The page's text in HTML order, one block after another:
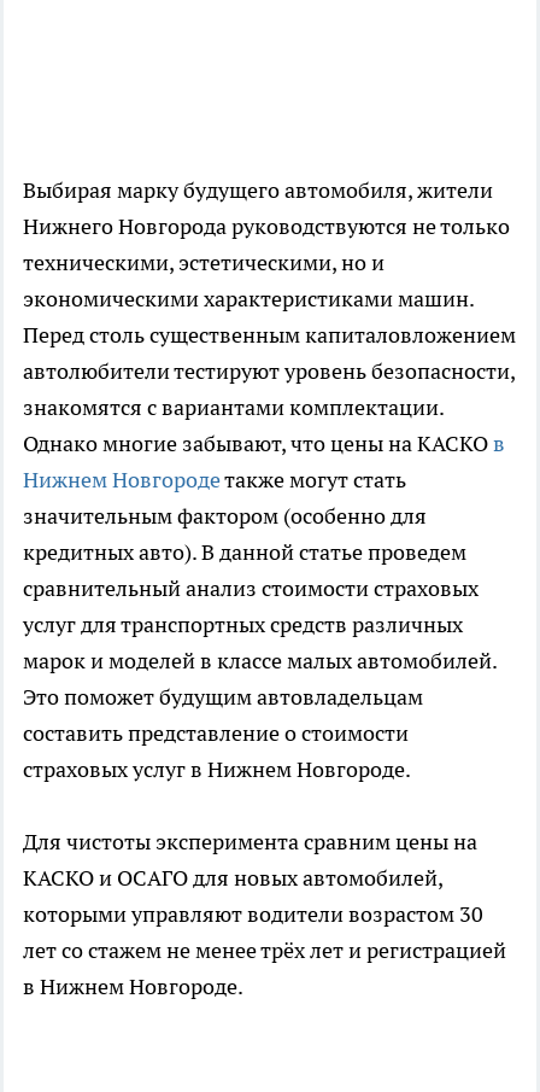
Выбирая марку будущего автомобиля, жители
Нижнего Новгорода руководствуются не только
техническими, эстетическими, но и
экономическими характеристиками машин.
Перед столь существенным капиталовложением
автолюбители тестируют уровень безопасности,
знакомятся с вариантами комплектации.
Однако многие забывают, что цены на КАСКОв
Нижнем Новгородетакже могут стать
значительным фактором (особенно для
кредитных авто). В данной статье проведем
сравнительный анализ стоимости страховых
услуг для транспортных средств различных
марок и моделей в классе малых автомобилей.
Это поможет будущим автовладельцам
составить представление о стоимости
страховых услуг в Нижнем Новгороде.
Для чистоты эксперимента сравним цены на
КАСКО и ОСАГО для новых автомобилей,
которыми управляют водители возрастом 30
лет со стажем не менее трёх лет и регистрацией
в Нижнем Новгороде.